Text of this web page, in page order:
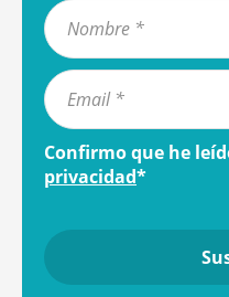
Confirmo que he
privacidad*